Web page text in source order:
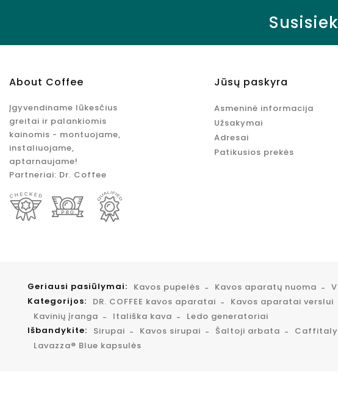
About Coffee
Įgyvendiname lūkesčius
greitai ir palankiomis
kainomis - montuojame,
instaliuojame,
aptarnaujame!
Partneriai: Dr. Coffee
Jūsų paskyra
Asmeninė informacija
Užsakymai
Adresai
Patikusios prekės
Geriausi pasiūlymai: Kavos pupelės Kavos aparatų nuoma
Kategorijos:
DR. COFFEE kavos aparatai Kavos aparatai verslui
Kavinių įranga
Itališka kava
Ledo generatoriai
Išbandykite:
Sirupai Kavos sirupai Šaltoji arbata
Lavazza® Blue kapsulės